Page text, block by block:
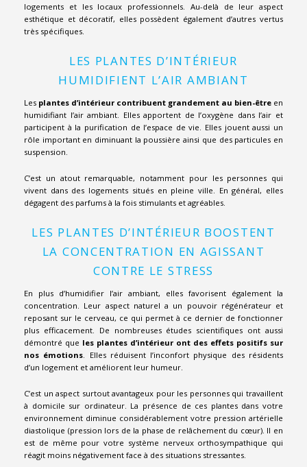
logements et les locaux professionnels. Au-delà de leur aspect
esthétique et décoratif, elles possèdent également d’autres vertus
très spécifiques.
LES PLANTES D’INTÉRIEUR
HUMIDIFIENT L’AIR AMBIANT
Les plantes d’intérieur contribuent grandement au bien-être en
humidifiant l’air ambiant. Elles apportent de l’oxygène dans l’air et
participent à la purification de l’espace de vie. Elles jouent aussi un
rôle important en diminuant la poussière ainsi que des particules en
suspension.
C’est un atout remarquable, notamment pour les personnes qui
vivent dans des logements situés en pleine ville. En général, elles
dégagent des parfums à la fois stimulants et agréables.
LES PLANTES D’INTÉRIEUR BOOSTENT
LA CONCENTRATION EN AGISSANT
CONTRE LE STRESS
En plus d’humidifier l’air ambiant, elles favorisent également la
concentration. Leur aspect naturel a un pouvoir régénérateur et
reposant sur le cerveau, ce qui permet à ce dernier de fonctionner
plus efficacement. De nombreuses études scientifiques ont aussi
démontré que les plantes d’intérieur ont des effets positifs sur
nos émotions . Elles réduisent l’inconfort physique des résidents
d’un logement et améliorent leur humeur.
C’est un aspect surtout avantageux pour les personnes qui travaillent
à domicile sur ordinateur. La présence de ces plantes dans votre
environnement diminue considérablement votre pression artérielle
diastolique (pression lors de la phase de relâchement du cœur). Il en
est de même pour votre système nerveux orthosympathique qui
réagit moins négativement face à des situations stressantes.